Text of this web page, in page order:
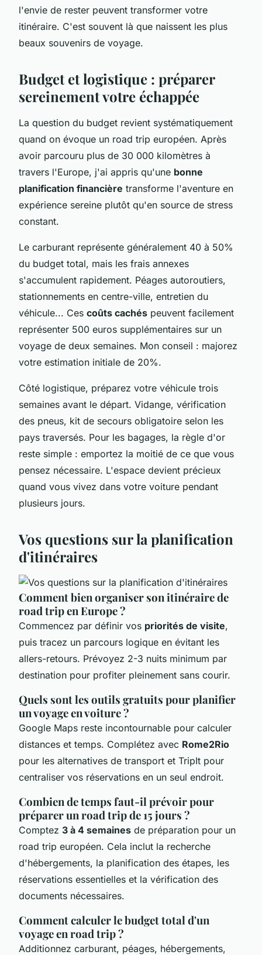
l'envie de rester peuvent transformer votre
itinéraire. C'est souvent là que naissent les plus
beaux souvenirs de voyage.
Budget et logistique : préparer
sereinement votre échappée
La question du budget revient systématiquement
quand on évoque un road trip européen. Après
avoir parcouru plus de 30 000 kilomètres à
travers l'Europe, j'ai appris qu'une bonne
planification financière transforme l'aventure en
expérience sereine plutôt qu'en source de stress
constant.
Le carburant représente généralement 40 à 50%
du budget total, mais les frais annexes
s'accumulent rapidement. Péages autoroutiers,
stationnements en centre-ville, entretien du
véhicule... Ces coûts cachés peuvent facilement
représenter 500 euros supplémentaires sur un
voyage de deux semaines. Mon conseil : majorez
votre estimation initiale de 20%.
Côté logistique, préparez votre véhicule trois
semaines avant le départ. Vidange, vérification
des pneus, kit de secours obligatoire selon les
pays traversés. Pour les bagages, la règle d'or
reste simple : emportez la moitié de ce que vous
pensez nécessaire. L'espace devient précieux
quand vous vivez dans votre voiture pendant
plusieurs jours.
Vos questions sur la planification
d'itinéraires
Comment bien organiser son itinéraire de
road trip en Europe ?
Commencez par définir vos priorités de visite,
puis tracez un parcours logique en évitant les
allers-retours. Prévoyez 2-3 nuits minimum par
destination pour profiter pleinement sans courir.
Quels sont les outils gratuits pour planifier
un voyage en voiture ?
Google Maps reste incontournable pour calculer
distances et temps. Complétez avec Rome2Rio
pour les alternatives de transport et TripIt pour
centraliser vos réservations en un seul endroit.
Combien de temps faut-il prévoir pour
préparer un road trip de 15 jours ?
Comptez 3 à 4 semaines de préparation pour un
road trip européen. Cela inclut la recherche
d'hébergements, la planification des étapes, les
réservations essentielles et la vérification des
documents nécessaires.
Comment calculer le budget total d'un
voyage en road trip ?
Additionnez carburant, péages, hébergements,